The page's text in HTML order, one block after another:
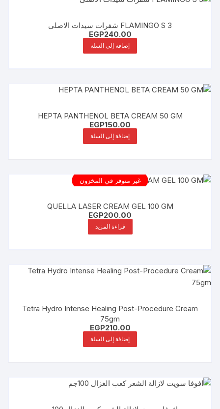
FLAMINGO S 3 شفرات سيدات الاصلى
EGP240.00
إضافة إلى السلة
HEPTA PANTHENOL BETA CREAM 50 GM
EGP150.00
إضافة إلى السلة
غير متوفر في المخزون
QUELLA LASER CREAM GEL 100 GM
EGP200.00
قراءة المزيد
Tetra Hydro Intense Healing Post-Procedure Cream
75gm
EGP210.00
إضافة إلى السلة